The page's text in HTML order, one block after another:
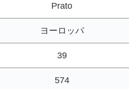
Prato
ヨーロッパ
39
574